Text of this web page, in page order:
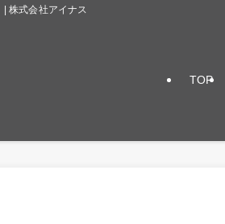
株式会社アイナス
TOP